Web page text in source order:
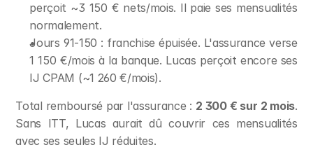
perçoit ~3 150 € nets/mois. Il paie ses mensualités
normalement.
Jours 91-150 : franchise épuisée. L'assurance verse
1 150 €/mois à la banque. Lucas perçoit encore ses
IJ CPAM (~1 260 €/mois).
Total remboursé par l'assurance : 2 300 € sur 2 mois.
Sans ITT, Lucas aurait dû couvrir ces mensualités
avec ses seules IJ réduites.